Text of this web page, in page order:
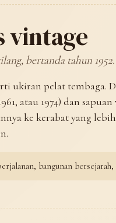
vintage
bertanda tahun 1952.
ukiran pelat tembaga.
atau 1974) dan
ke kerabat yang
bangunan